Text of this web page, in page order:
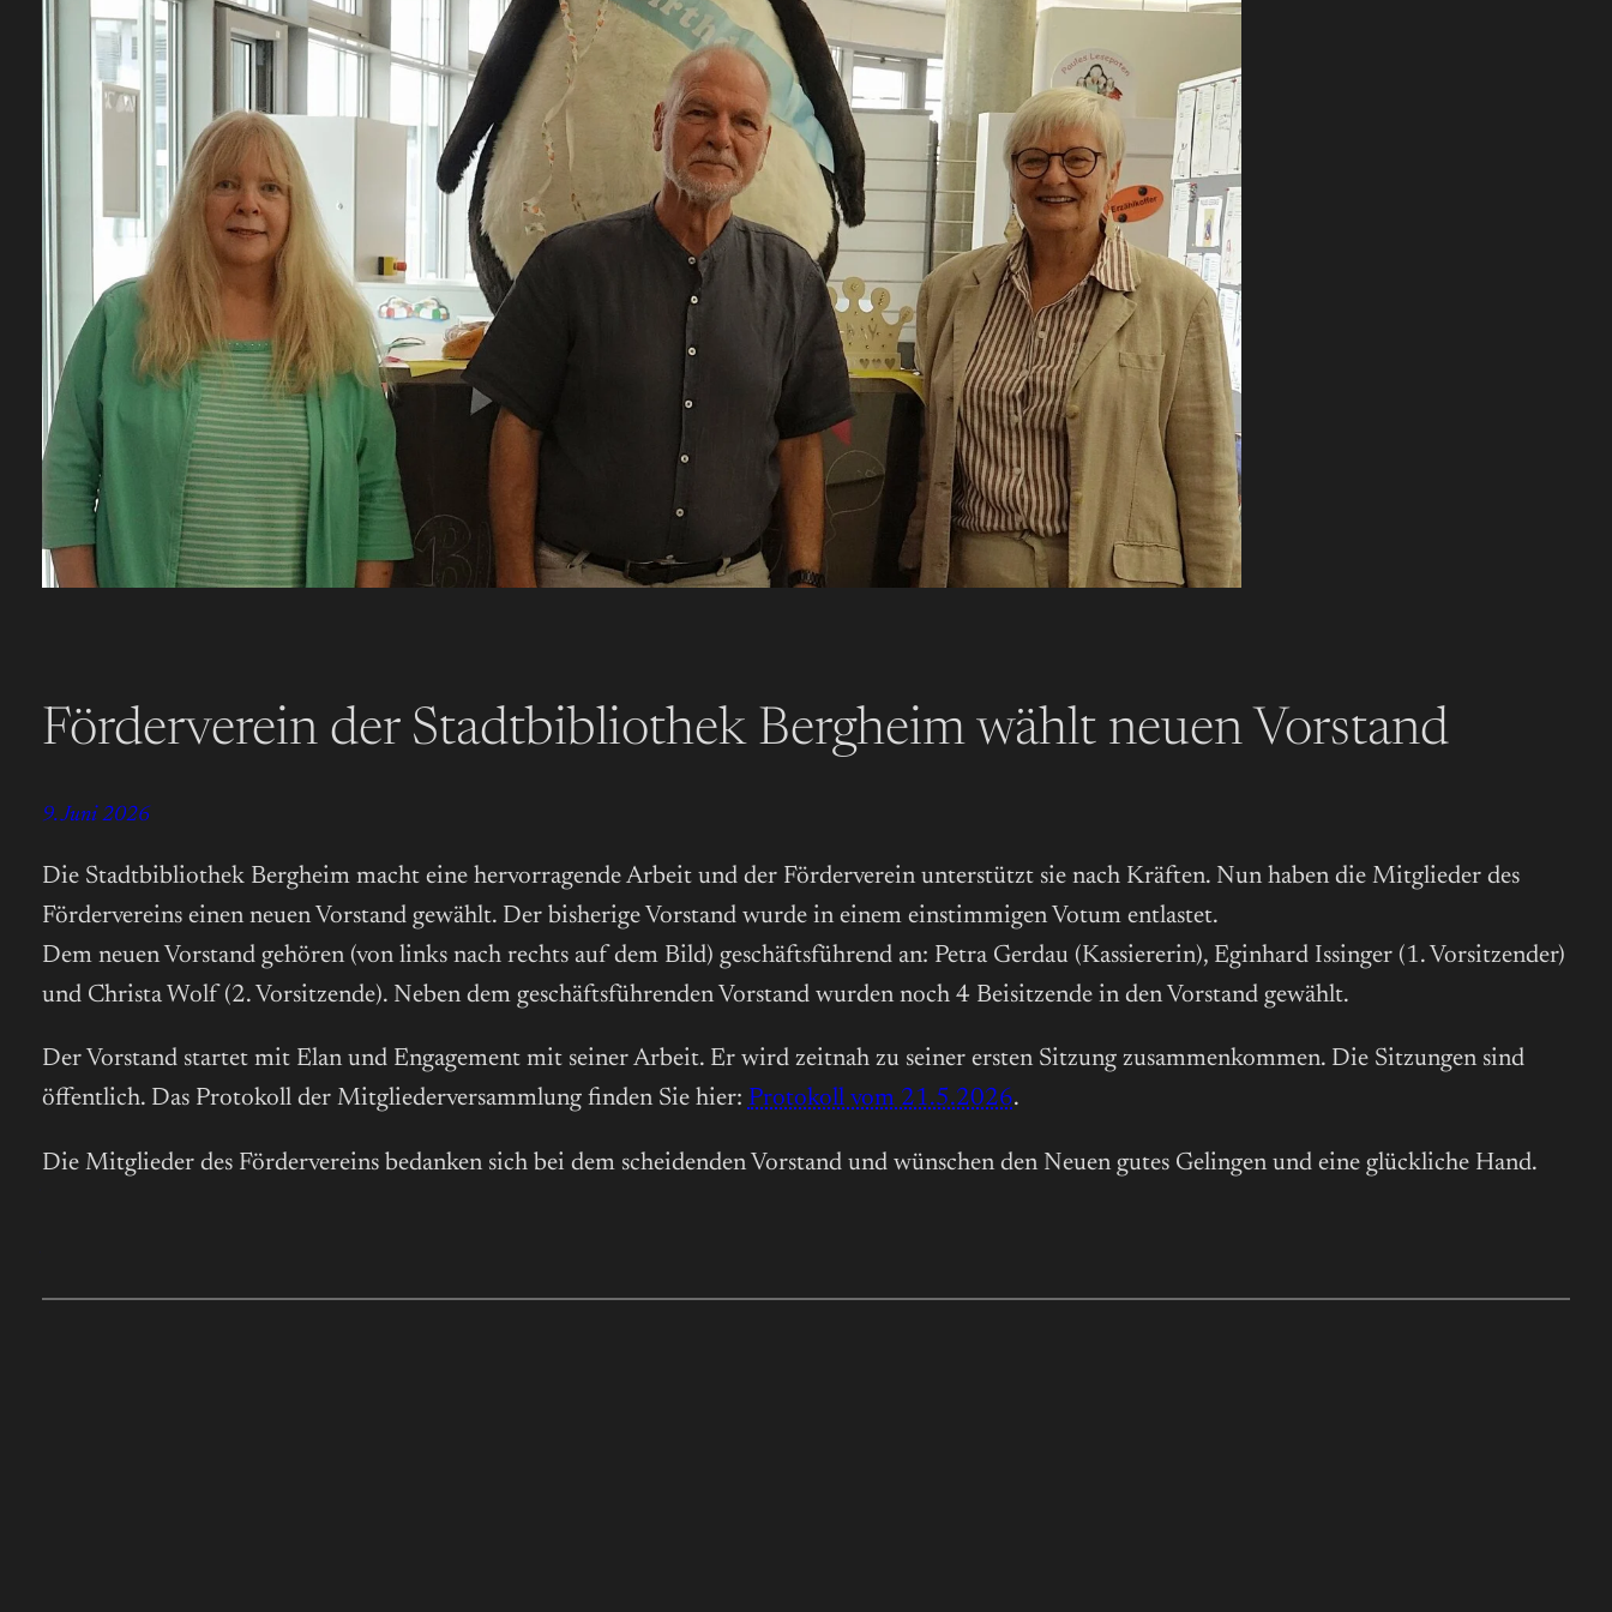
Förderverein der Stadtbibliothek Bergheim wählt neuen Vorstand
9. Juni 2026
Die Stadtbibliothek Bergheim macht eine hervorragende Arbeit und der Förderverein unterstützt sie nach Kräften. Nun haben die Mitglieder des
Fördervereins einen neuen Vorstand gewählt. Der bisherige Vorstand wurde in einem einstimmigen Votum entlastet.
Dem neuen Vorstand gehören (von links nach rechts auf dem Bild) geschäftsführend an: Petra Gerdau (Kassiererin), Eginhard Issinger (1. Vorsitzender)
und Christa Wolf (2. Vorsitzende). Neben dem geschäftsführenden Vorstand wurden noch 4 Beisitzende in den Vorstand gewählt.
Der Vorstand startet mit Elan und Engagement mit seiner Arbeit. Er wird zeitnah zu seiner ersten Sitzung zusammenkommen. Die Sitzungen sind
öffentlich. Das Protokoll der Mitgliederversammlung finden Sie hier: Protokoll vom 21.5.2026.
Die Mitglieder des Fördervereins bedanken sich bei dem scheidenden Vorstand und wünschen den Neuen gutes Gelingen und eine glückliche Hand.